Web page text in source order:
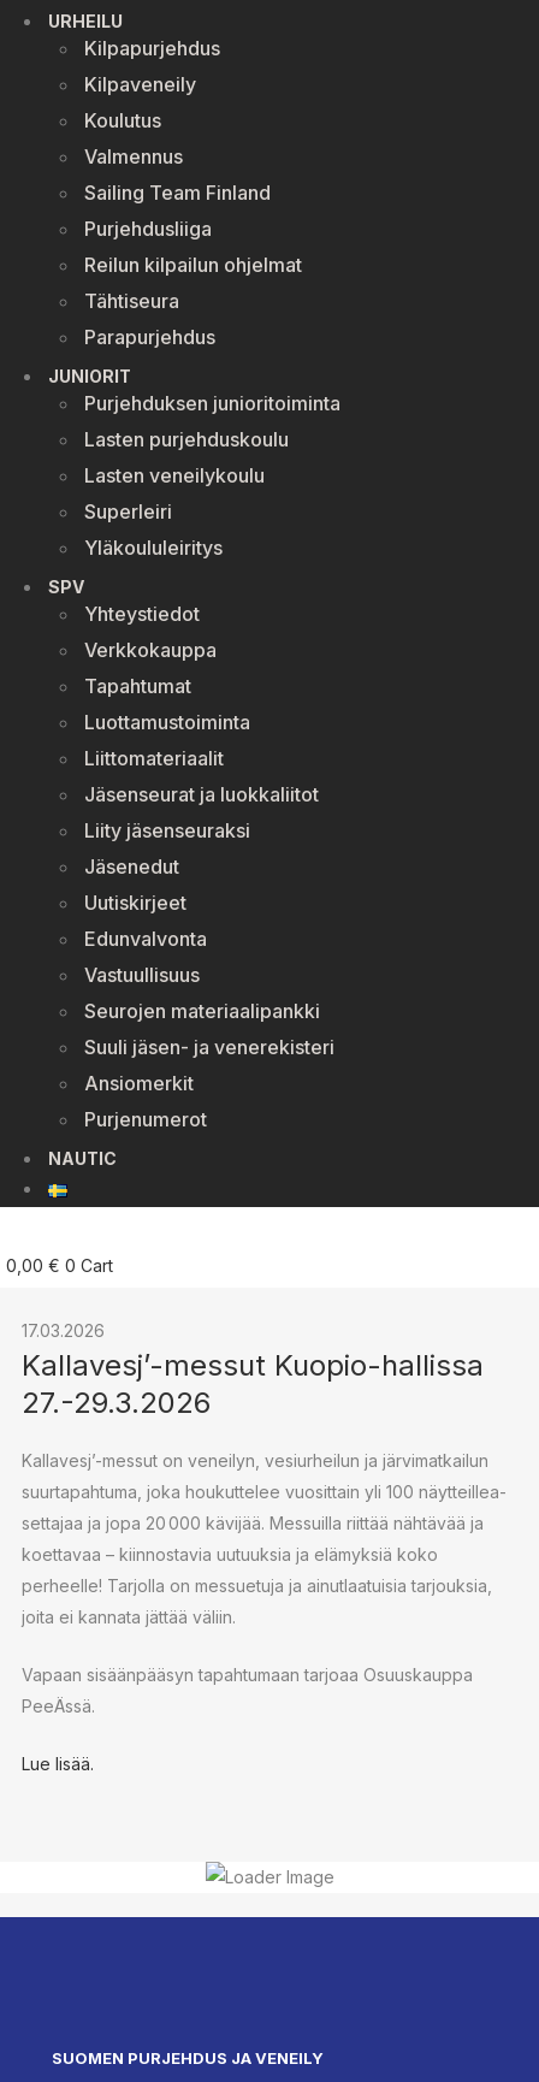
URHEILU
Kilpapurjehdus
Kilpaveneily
Koulutus
Valmennus
Sailing Team Finland
Purjehdusliiga
Reilun kilpailun ohjelmat
Tähtiseura
Parapurjehdus
JUNIORIT
Purjehduksen junioritoiminta
Lasten purjehduskoulu
Lasten veneilykoulu
Superleiri
Yläkoululeiritys
SPV
Yhteystiedot
Verkkokauppa
Tapahtumat
Luottamustoiminta
Liittomateriaalit
Jäsenseurat ja luokkaliitot
Liity jäsenseuraksi
Jäsenedut
Uutiskirjeet
Edunvalvonta
Vastuullisuus
Seurojen materiaalipankki
Suuli jäsen- ja venerekisteri
Ansiomerkit
Purjenumerot
NAUTIC
0,00 € 0 Cart
17.03.2026
Kallavesj’-messut Kuopio-hallissa
27.-29.3.2026
Kallavesj’-messut on veneilyn, ve­siur­hei­lun ja jär­vi­mat­kai­lun
suur­ta­pah­tu­ma, joka houkuttelee vuosittain yli 100 näyt­teil­lea­
set­ta­jaa ja jopa 20 000 kävijää. Messuilla riittää nähtävää ja
koettavaa – kiin­nos­ta­via uutuuksia ja elämyksiä koko
perheelle! Tarjolla on messuetuja ja ai­nut­laa­tui­sia tarjouksia,
joita ei kannata jättää väliin.
Vapaan si­sään­pää­syn tapahtumaan tarjoaa Osuuskauppa
PeeÄssä.
Lue lisää.
SUOMEN PURJEHDUS JA VENEILY